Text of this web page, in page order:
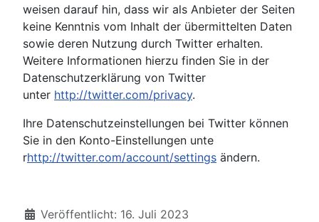
weisen darauf hin, dass wir als Anbieter der Seiten
keine Kenntnis vom Inhalt der übermittelten Daten
sowie deren Nutzung durch Twitter erhalten.
Weitere Informationen hierzu finden Sie in der
Datenschutzerklärung von Twitter
unter http://twitter.com/privacy.
Ihre Datenschutzeinstellungen bei Twitter können
Sie in den Konto-Einstellungen unte
rhttp://twitter.com/account/settings ändern.
Veröffentlicht: 16. Juli 2023